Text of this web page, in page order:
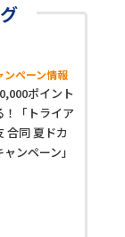
ンペーン情報
ポイント
！「トライア
合同 夏ドカ
ンペーン」